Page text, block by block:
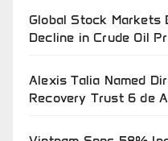
Global Stock Markets
Decline in Crude Oil
Alexis Talia Named
Recovery Trust 6 de